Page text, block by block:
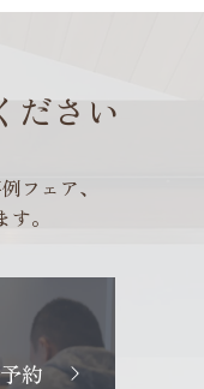
ださい
フェア、
。
約